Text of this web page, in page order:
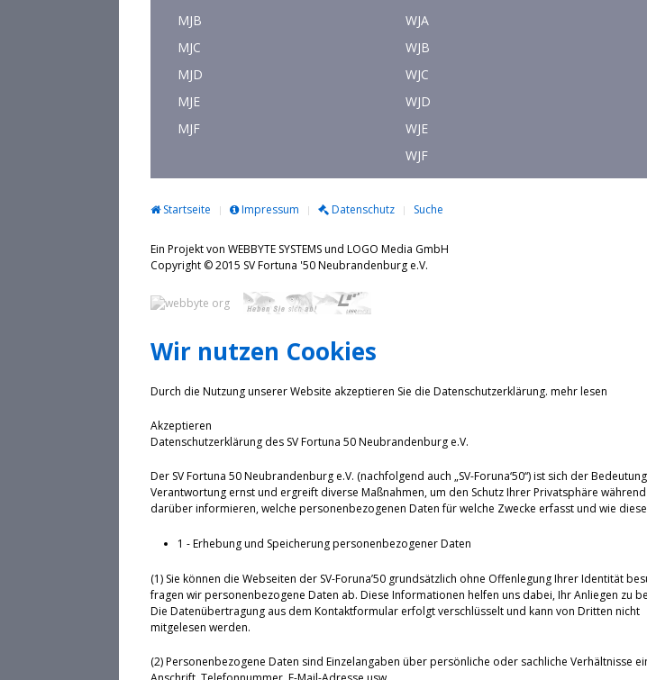
MJB
MJC
MJD
MJE
MJF
WJA
WJB
WJC
WJD
WJE
WJF
Startseite Impressum Datenschutz Suche
Ein Projekt von WEBBYTE SYSTEMS und LOGO Media GmbH
Copyright © 2015 SV Fortuna '50 Neubrandenburg e.V.
Wir nutzen Cookies
Durch die Nutzung unserer Website akzeptieren Sie die Datenschutzerklärung. mehr lesen
Akzeptieren
Datenschutzerklärung des SV Fortuna 50 Neubrandenburg e.V.
Der SV Fortuna 50 Neubrandenburg e.V. (nachfolgend auch „SV-Foruna‘50“) ist sich der
Verantwortung ernst und ergreift diverse Maßnahmen, um den Schutz Ihrer Privatsphäre
darüber informieren, welche personenbezogenen Daten für welche Zwecke erfasst und wie
1 - Erhebung und Speicherung personenbezogener Daten
(1) Sie können die Webseiten der SV-Foruna’50 grundsätzlich ohne Offenlegung Ihrer Identität
fragen wir personenbezogene Daten ab. Diese Informationen helfen uns dabei, Ihr Anliegen zu
Die Datenübertragung aus dem Kontaktformular erfolgt verschlüsselt und kann von Dritten nicht
mitgelesen werden.
(2) Personenbezogene Daten sind Einzelangaben über persönliche oder sachliche